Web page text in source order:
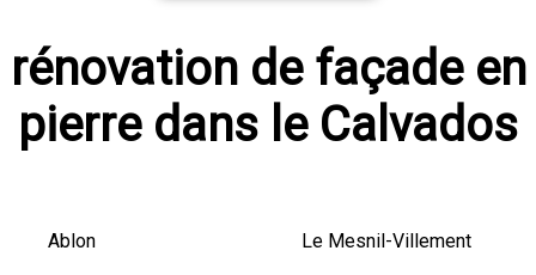
rénovation de façade en
pierre dans le Calvados
Ablon Le Mesnil-Villement